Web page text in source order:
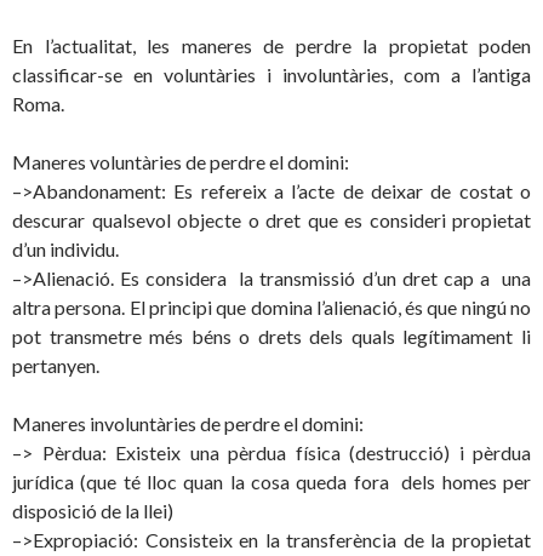
En l’actualitat, les maneres de perdre la propietat poden
classificar-se en voluntàries i involuntàries, com a l’antiga
Roma.
Maneres voluntàries de perdre el domini:
–>Abandonament: Es refereix a l’acte de deixar de costat o
descurar qualsevol objecte o dret que es consideri propietat
d’un individu.
–>Alienació. Es considera la transmissió d’un dret cap a una
altra persona. El principi que domina l’alienació, és que ningú no
pot transmetre més béns o drets dels quals legítimament li
pertanyen.
Maneres involuntàries de perdre el domini:
–> Pèrdua: Existeix una pèrdua física (destrucció) i pèrdua
jurídica (que té lloc quan la cosa queda fora dels homes per
disposició de la llei)
–>Expropiació: Consisteix en la transferència de la propietat